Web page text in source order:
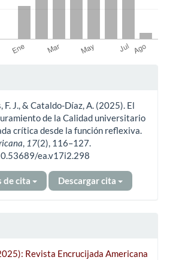
J., & Cataldo-Díaz, A. (2025). El
de la Calidad universitario
crítica desde la función reflexiva.
, 17(2), 116–127.
ea.v17i2.298
de cita Descargar cita
Revista Encrucijada Americana